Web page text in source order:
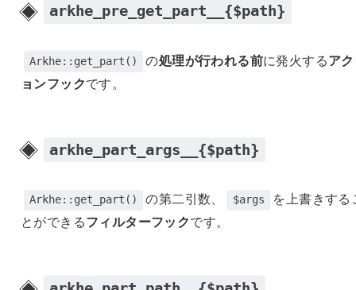
arkhe_pre_get_part__{$path}
Arkhe::get_part() の処理が行われる前に発火するア
ョンフックです。
arkhe_part_args__{$path}
Arkhe::get_part() の第二引数、 $args
を上書きする
とができるフィルターフックです。